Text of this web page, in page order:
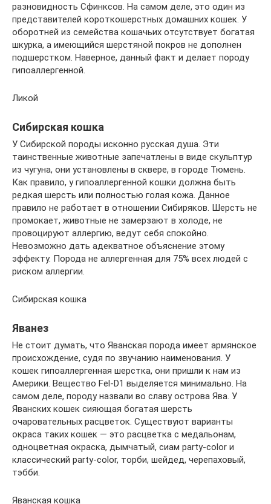
разновидность Сфинксов. На самом деле, это один из
представителей короткошерстных домашних кошек. У
оборотней из семейства кошачьих отсутствует богатая
шкурка, а имеющийся шерстяной покров не дополнен
подшерстком. Наверное, данный факт и делает породу
гипоаллергенной.
Ликой
Сибирская кошка
У Сибирской породы исконно русская душа. Эти
таинственные животные запечатлены в виде скульптур
из чугуна, они установлены в сквере, в городе Тюмень.
Как правило, у гипоаллергенной кошки должна быть
редкая шерсть или полностью голая кожа. Данное
правило не работает в отношении Сибиряков. Шерсть не
промокает, животные не замерзают в холоде, не
провоцируют аллергию, ведут себя спокойно.
Невозможно дать адекватное объяснение этому
эффекту. Порода не аллергенная для 75% всех людей с
риском аллергии.
Сибирская кошка
Яванез
Не стоит думать, что Яванская порода имеет армянское
происхождение, судя по звучанию наименования. У
кошек гипоаллергенная шерстка, они пришли к нам из
Америки. Вещество Fel-D1 выделяется минимально. На
самом деле, породу назвали во славу острова Ява. У
Яванских кошек сияющая богатая шерсть
очаровательных расцветок. Существуют варианты
окраса таких кошек — это расцветка с медальонам,
одноцветная окраска, дымчатый, сиам party-color и
классический party-color, торби, шейдед, черепаховый,
тэбби.
Яванская кошка